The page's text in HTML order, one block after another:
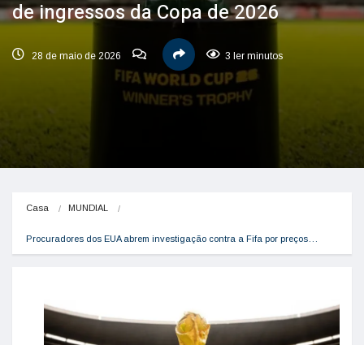
de ingressos da Copa de 2026
28 de maio de 2026 3 ler minutos
Casa MUNDIAL
Procuradores dos EUA abrem investigação contra a Fifa por preços…